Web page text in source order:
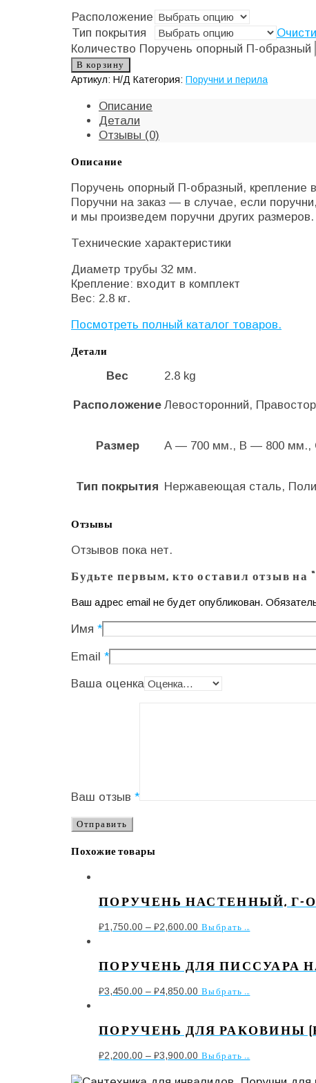
Расположение
Тип покрытия
Количество Поручень опорный П-образный
В корзину
Артикул: Н/Д Категория: Поручни и перила
Описание
Детали
Отзывы (0)
Описание
Поручень опорный П-образный, крепление
Поручни на заказ — в случае, если
и мы произведем поручни других размеров.
Технические характеристики
Диаметр трубы 32 мм.
Крепление: входит в комплект
Вес: 2.8 кг.
Посмотреть полный каталог товаров.
Детали
Вес 2.8 kg
Расположение Левосторонний,
Размер А — 700 мм., В — 800
Тип покрытия Нержавеющая сталь,
Отзывы
Отзывов пока нет.
Будьте первым, кто оставил отзыв
Ваш адрес email не будет опубликован.
Имя *
Email *
Ваша оценка
Ваш отзыв *
Похожие товары
ПОРУЧЕНЬ НАСТЕННЫЙ, Г-
₽1,750.00 – ₽2,600.00 Выбрать ...
ПОРУЧЕНЬ ДЛЯ ПИССУАРА
₽3,450.00 – ₽4,850.00 Выбрать ...
ПОРУЧЕНЬ ДЛЯ РАКОВИНЫ
₽2,200.00 – ₽3,900.00 Выбрать ...